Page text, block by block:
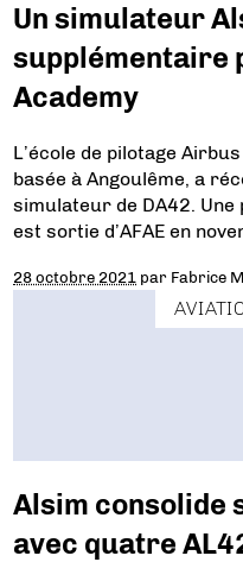
Un simulateur
supplémentaire
Academy
L’école de pilotage
basée à Angoulême, a
simulateur de DA42.
est sortie d’AFAE en
28 octobre 2021 par Fabrice
Alsim consolide
avec quatre